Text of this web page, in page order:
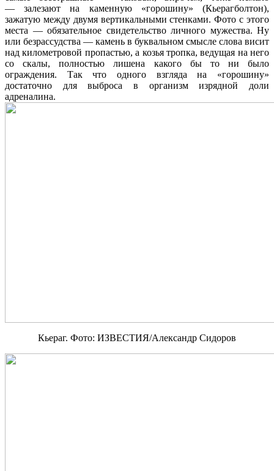
— залезают на каменную «горошину» (Кьерагболтон),
зажатую между двумя вертикальными стенками. Фото с этого
места — обязательное свидетельство личного мужества. Ну
или безрассудства — камень в буквальном смысле слова висит
над километровой пропастью, а козья тропка, ведущая на него
со скалы, полностью лишена какого бы то ни было
ограждения. Так что одного взгляда на «горошину»
достаточно для выброса в организм изрядной доли
адреналина.
Кьераг. Фото: ИЗВЕСТИЯ/Александр Сидоров